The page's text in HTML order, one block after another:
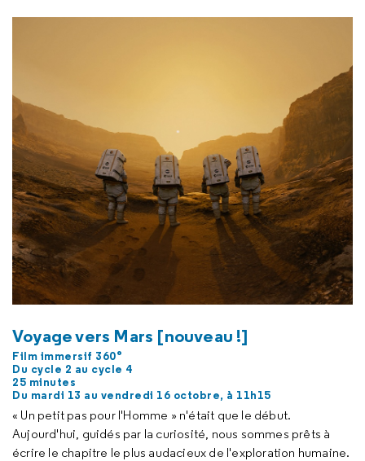
Voyage vers Mars [nouveau !]
Film immersif 360°
Du cycle 2 au cycle 4
25 minutes
Du mardi 13 au vendredi 16 octobre, à 11h15
« Un petit pas pour l'Homme » n'était que le début.
Aujourd'hui, guidés par la curiosité, nous sommes prêts à
écrire le chapitre le plus audacieux de l'exploration humaine.